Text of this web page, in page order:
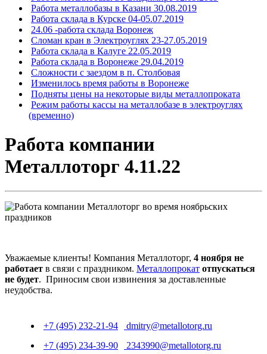
Работа металлобазы в Казани 30.08.2019
Работа склада в Курске 04-05.07.2019
24.06 -работа склада Воронеж
Сломан кран в Электроуглях 23-27.05.2019
Работа склада в Калуге 22.05.2019
Работа склада в Воронеже 29.04.2019
Сложности с заездом в п. Столбовая
Изменилось время работы в Воронеже
Подняты цены на некоторые виды металлопроката
Режим работы кассы на металлобазе в электроуглях
(временно)
Работа компании
Металлоторг 4.11.22
Уважаемые клиенты! Компания Металлоторг, 4 ноября не
работает в связи с праздником. Металлопрокат отпускаться
не будет. Приносим свои извинения за доставленные
неудобства.
+7 (495) 232-21-94
dmitry@metallotorg.ru
+7 (495) 234-39-90
2343990@metallotorg.ru